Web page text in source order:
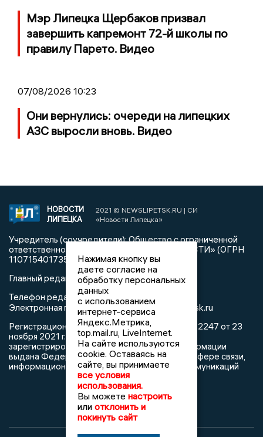
Мэр Липецка Щербаков призвал
завершить капремонт 72-й школы по
правилу Парето. Видео
07/08/2026 10:23
Они вернулись: очереди на липецких
АЗС выросли вновь. Видео
НОВОСТИ
ЛИПЕЦКА
2021 © NEWSLIPETSK.RU | СИ
«Новости Липецка»
Учредитель (соучредители): Общество с ограниченной
ответственностью «РЕГИОНАЛЬНЫЕ НОВОСТИ» (ОГРН
1107154017354)
Главный редактор: Герцог Е.Г.
Телефон редакции: +7 903 699 9427
Электронная почта редакции:info@newslipetsk.ru
Регистрационный номер: серия Эл № ФС77-82247 от 23
ноября 2021 г. согласно выписке из реестра
зарегистрированных средств массовой информации
выдана Федеральной службой по надзору в сфере связи,
информационных технологий и массовых коммуникаций
Нажимая кнопку вы
даете согласие на
обработку персональных
данных
с использованием
интернет-сервиса
Яндекс.Метрика,
top.mail.ru, LiveInternet.
На сайте используются
cookie. Оставаясь на
сайте, вы принимаете
все условия
использования.
Вы можете настроить
или отклонить и
покинуть сайт